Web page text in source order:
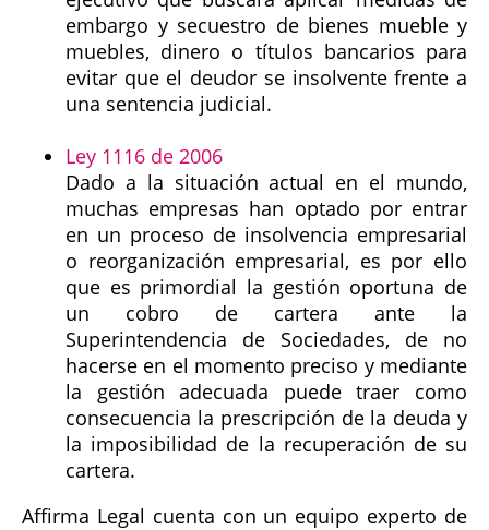
embargo y secuestro de bienes mueble y
muebles, dinero o títulos bancarios para
evitar que el deudor se insolvente frente a
una sentencia judicial.
Ley 1116 de 2006
Dado a la situación actual en el mundo,
muchas empresas han optado por entrar
en un proceso de insolvencia empresarial
o reorganización empresarial, es por ello
que es primordial la gestión oportuna de
un cobro de cartera ante la
Superintendencia de Sociedades, de no
hacerse en el momento preciso y mediante
la gestión adecuada puede traer como
consecuencia la prescripción de la deuda y
la imposibilidad de la recuperación de su
cartera.
Affirma Legal cuenta con un equipo experto de